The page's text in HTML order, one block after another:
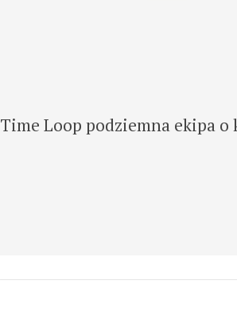
Time Loop podziemna ekipa o